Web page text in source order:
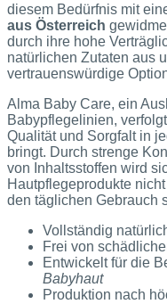
diesem Bedürfnis mit
aus Österreich
durch ihre hohe
natürlichen Zutaten aus
vertrauenswürdige
Alma Baby Care, ein
Babypflegelinien,
Qualität und Sorgfalt in
bringt. Durch strenge
von Inhaltsstoffen wird
Hautpflegeprodukte
den täglichen Gebrauch
Vollständig
Frei von
Entwickelt für die
Babyhaut
Produktion nach